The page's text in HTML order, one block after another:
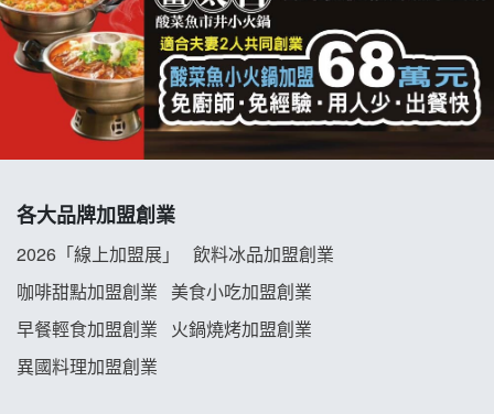
杜芳子古味茶鋪加盟說明會
優握握×酸奶大獅加盟說明會
冬城門加盟說明會
龍涎居好湯加盟說明會
舒油頭加盟說明會
各大品牌加盟創業
2026「線上加盟展」
飲料冰品加盟創業
咖啡甜點加盟創業
美食小吃加盟創業
早餐輕食加盟創業
火鍋燒烤加盟創業
異國料理加盟創業